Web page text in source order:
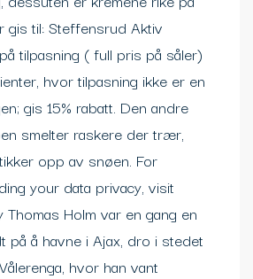
gis til: Steffensrud Aktiv
tilpasning ( full pris på såler)
hvor tilpasning ikke er en
gis 15% rabatt. Den andre
smelter raskere der trær,
opp av snøen. For
your data privacy, visit
Holm var en gang en
på å havne i Ajax, dro i stedet
hvor han vant